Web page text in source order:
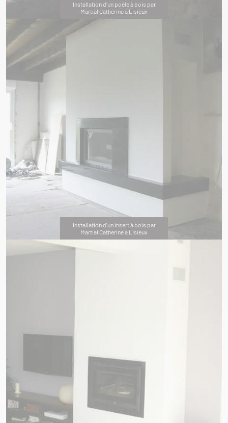
Installation d'un poêle à bois par
Martial Catherine à Lisieux
Installation d'un insert à bois par
Martial Catherine à Lisieux